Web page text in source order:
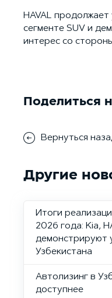
HAVAL продолжает
сегменте SUV и
интерес со
Поделиться
Вернуться
Другие
Итоги
2026 года: Kia,
демонстрируют
Узбекистана
Автолизинг в
доступнее